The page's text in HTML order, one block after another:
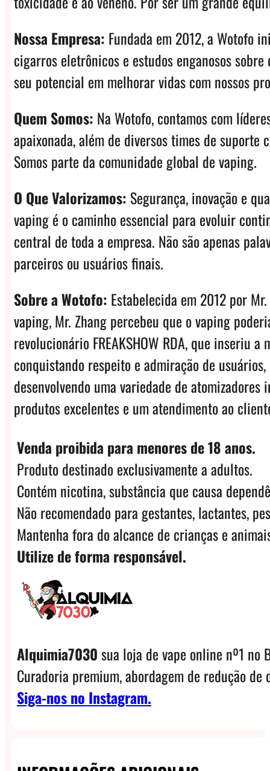
Nossa Empresa: Fundada em 2012, a Wotofo
cigarros eletrônicos e estudos enganosos
seu potencial em melhorar vidas com nossos
Quem Somos: Na Wotofo, contamos com
apaixonada, além de diversos times de
Somos parte da comunidade global de vaping.
O Que Valorizamos: Segurança, inovação e
vaping é o caminho essencial para evoluir
central de toda a empresa. Não são apenas
parceiros ou usuários finais.
Sobre a Wotofo: Estabelecida em 2012 por
vaping, Mr. Zhang percebeu que o vaping
revolucionário FREAKSHOW RDA, que inseriu
conquistando respeito e admiração de
desenvolvendo uma variedade de
produtos excelentes e um atendimento ao
Venda proibida para menores de 18 anos.
Produto destinado exclusivamente a adultos.
Contém nicotina, substância que causa
Não recomendado para gestantes, lactantes,
Mantenha fora do alcance de crianças e
Utilize de forma responsável.
Alquimia7030sua loja de vape online nº1 no
Curadoria premium, abordagem de redução
Siga-nos no Instagram.